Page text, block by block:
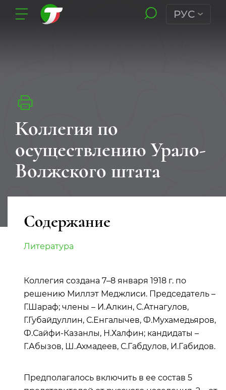
РУС
Коллегия по
осуществлению Урало-
Волжского штата
Содержание
Литература
Коллегия создана 7–8 января 1918 г. по
решению Миллэт Меджлиси. Председатель –
Г.Шараф; члены – И.Алкин, С.Атнагулов,
Г.Губайдуллин, С.Енгалычев, Ф.Мухамедьяров,
Ф.Сайфи-Казанлы, Н.Халфин; кандидаты –
Г.Абызов, Ш.Ахмадеев, С.Габдулов, И.Габидов.
Предполагалось включить в ее состав 5